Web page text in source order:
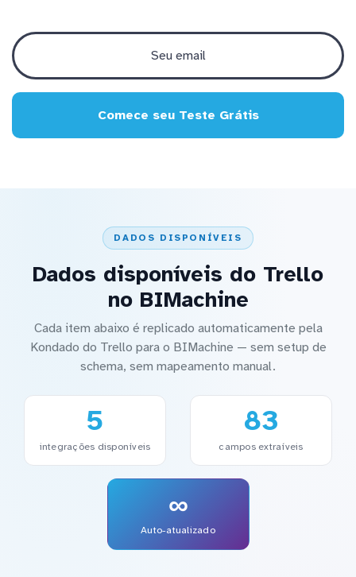
Comece seu Teste Grátis
DADOS DISPONÍVEIS
Dados disponíveis do Trello
no BIMachine
Cada item abaixo é replicado automaticamente pela
Kondado do Trello para o BIMachine — sem setup de
schema, sem mapeamento manual.
5
integrações disponíveis
83
campos extraíveis
∞
Auto-atualizado